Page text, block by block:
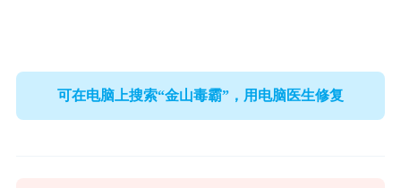
可在电脑上搜索“金山毒霸”，用电脑医生修复